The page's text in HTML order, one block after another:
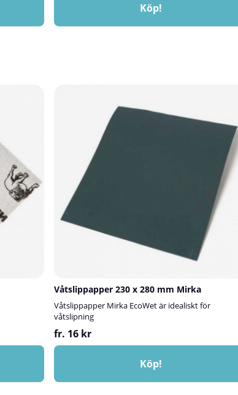
Köp!
Våtslippapper 230 x 280 mm Mirka
Våtslippapper Mirka EcoWet är idealiskt för
våtslipning
fr. 16 kr
Köp!